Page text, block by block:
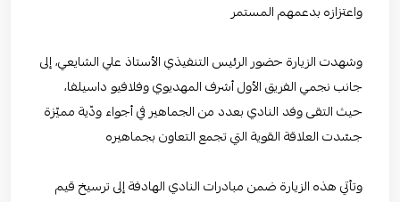
واعتزازه بدعمهم المستمر
وشهدت الزيارة حضور الرئيس التنفيذي الأستاذ علي الشايعي، إلى
جانب نجمي الفريق الأول أشرف المهديوي وفلافيو داسيلفا،
حيث التقى وفد النادي بعدد من الجماهير في أجواء ودّية مميّزة
جسّدت العلاقة القوية التي تجمع التعاون بجماهيره
وتأتي هذه الزيارة ضمن مبادرات النادي الهادفة إلى ترسيخ قيم